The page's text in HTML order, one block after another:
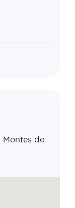
Montes de